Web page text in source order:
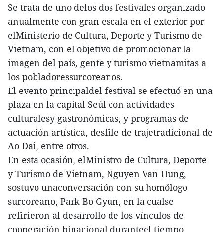
Se trata de uno delos dos festivales organizado
anualmente con gran escala en el exterior por
elMinisterio de Cultura, Deporte y Turismo de
Vietnam, con el objetivo de promocionar la
imagen del país, gente y turismo vietnamitas a
los pobladoressurcoreanos.
El evento principaldel festival se efectuó en una
plaza en la capital Seúl con actividades
culturalesy gastronómicas, y programas de
actuación artística, desfile de trajetradicional de
Ao Dai, entre otros.
En esta ocasión, elMinistro de Cultura, Deporte
y Turismo de Vietnam, Nguyen Van Hung,
sostuvo unaconversación con su homólogo
surcoreano, Park Bo Gyun, en la cualse
refirieron al desarrollo de los vínculos de
cooperación binacional duranteel tiempo